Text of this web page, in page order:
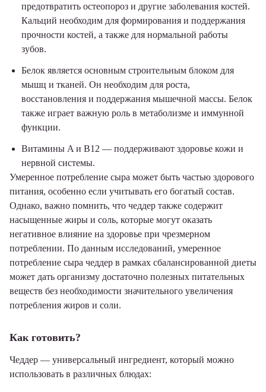
предотвратить остеопороз и другие заболевания костей.
Кальций необходим для формирования и поддержания
прочности костей, а также для нормальной работы
зубов.
Белок является основным строительным блоком для
мышц и тканей. Он необходим для роста,
восстановления и поддержания мышечной массы. Белок
также играет важную роль в метаболизме и иммунной
функции.
Витамины A и B12 — поддерживают здоровье кожи и
нервной системы.
Умеренное потребление сыра может быть частью здорового
питания, особенно если учитывать его богатый состав.
Однако, важно помнить, что чеддер также содержит
насыщенные жиры и соль, которые могут оказать
негативное влияние на здоровье при чрезмерном
потреблении. По данным исследований, умеренное
потребление сыра чеддер в рамках сбалансированной диеты
может дать организму достаточно полезных питательных
веществ без необходимости значительного увеличения
потребления жиров и соли.
Как готовить?
Чеддер — универсальный ингредиент, который можно
использовать в различных блюдах: